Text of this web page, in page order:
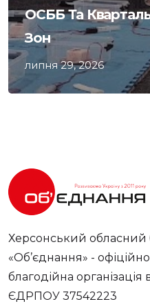
ОСББ Та
Зон
липня 29, 2026
Херсонський
«Об’єднання» -
благодійна організація
ЄДРПОУ 37542223